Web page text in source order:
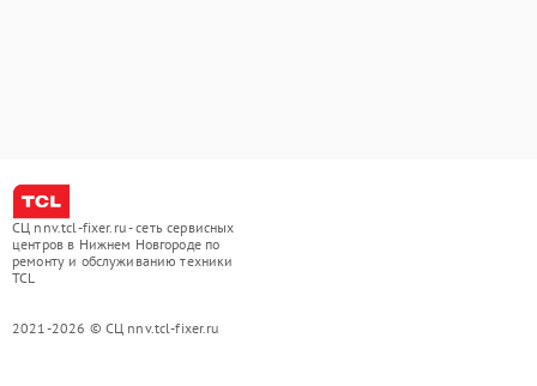
СЦ nnv.tcl-fixer.ru - сеть сервисных
центров в Нижнем Новгороде по
ремонту и обслуживанию техники
TCL
2021-2026 © СЦ nnv.tcl-fixer.ru